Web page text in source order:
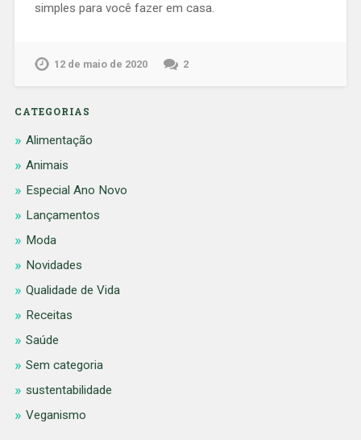
simples para você fazer em casa.
12 de maio de 2020 2
CATEGORIAS
Alimentação
Animais
Especial Ano Novo
Lançamentos
Moda
Novidades
Qualidade de Vida
Receitas
Saúde
Sem categoria
sustentabilidade
Veganismo